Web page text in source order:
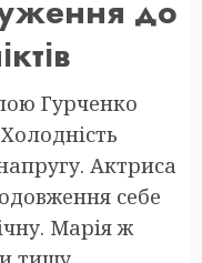
до
Гурченко
Актриса
себе
Марія ж